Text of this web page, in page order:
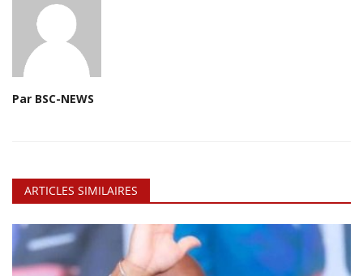
Par BSC-NEWS
ARTICLES SIMILAIRES